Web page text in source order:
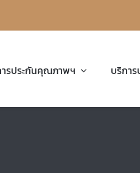
รประกันคุณภาพฯ บริกา